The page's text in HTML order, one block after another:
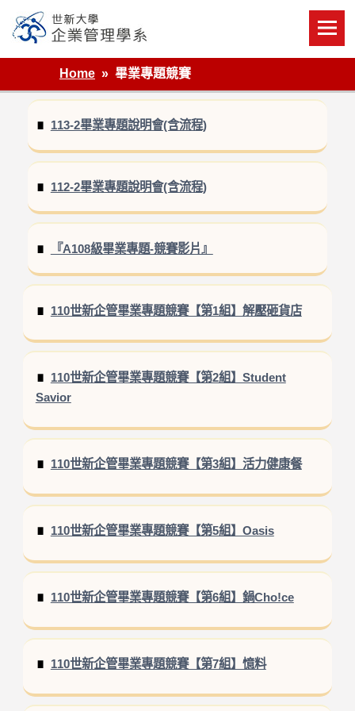
content
世新大學企業管理學系
Home
畢業專題競賽
113-2畢業專題說明會(含流程)
112-2畢業專題說明會(含流程)
『A108級畢業專題-競賽影片』
110世新企管畢業專題競賽【第1組】解壓砸貨店
110世新企管畢業專題競賽【第2組】Student
Savior
110世新企管畢業專題競賽【第3組】活力健康餐
110世新企管畢業專題競賽【第5組】Oasis
110世新企管畢業專題競賽【第6組】鍋Cho!ce
110世新企管畢業專題競賽【第7組】憶料